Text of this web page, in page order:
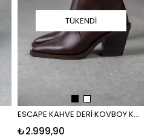
TÜKENDI
ESCAPE KAHVE DERİ KOVBOY KAHVE
₺2.999,90